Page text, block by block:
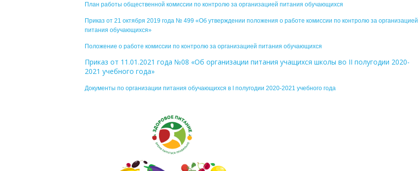
План работы общественной комиссии по контролю за организацией питания обучающихся
Приказ от 21 октября 2019 года № 499 «Об утверждении положения о работе комиссии по контролю за организацией
питания обучающихся»
Положение о работе комиссии по контролю за организацией питания обучающихся
Приказ от 11.01.2021 года №08 «Об организации питания учащихся школы во II полугодии 2020-
2021 учебного года»
Документы по организации питания обучающихся в I полугодии 2020-2021 учебного года